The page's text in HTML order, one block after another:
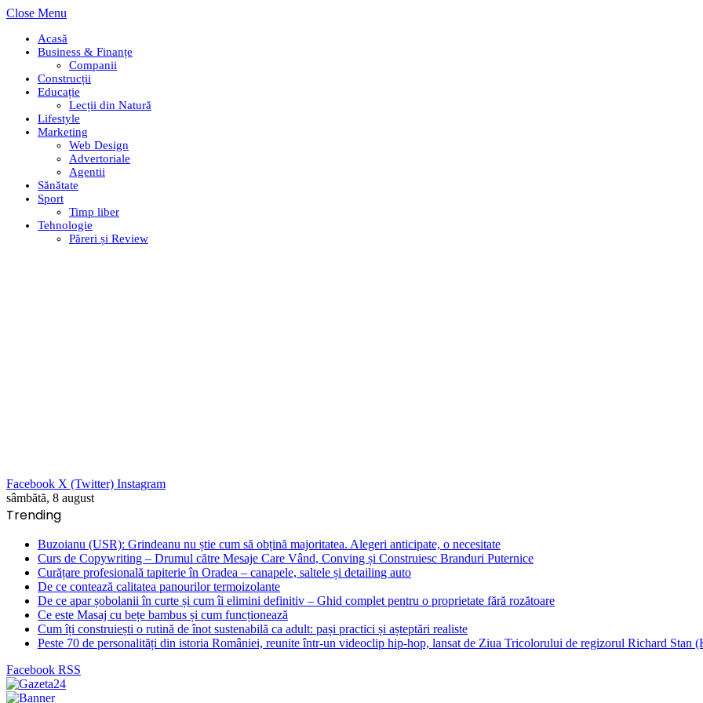
Close Menu
Acasă
Business & Finanțe
Companii
Construcții
Educație
Lecții din Natură
Lifestyle
Marketing
Web Design
Advertoriale
Agentii
Sănătate
Sport
Timp liber
Tehnologie
Păreri și Review
Facebook X (Twitter) Instagram
sâmbătă, 8 august
Trending
Buzoianu (USR): Grindeanu nu știe cum să obțină majoritatea. Alegeri anticipate, o necesitate
Curs de Copywriting – Drumul către Mesaje Care Vând, Conving și Construiesc Branduri Puternice
Curățare profesională tapiterie în Oradea – canapele, saltele și detailing auto
De ce contează calitatea panourilor termoizolante
De ce apar șobolanii în curte și cum îi elimini definitiv – Ghid complet pentru o proprietate fără rozătoare
Ce este Masaj cu bețe bambus și cum funcționează
Cum îți construiești o rutină de înot sustenabilă ca adult: pași practici și așteptări realiste
Peste 70 de personalități din istoria României, reunite într-un videoclip hip-hop, lansat de Ziua Tricolorului de regizorul Richard Stan
Facebook RSS